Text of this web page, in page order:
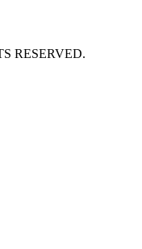
RESERVED.